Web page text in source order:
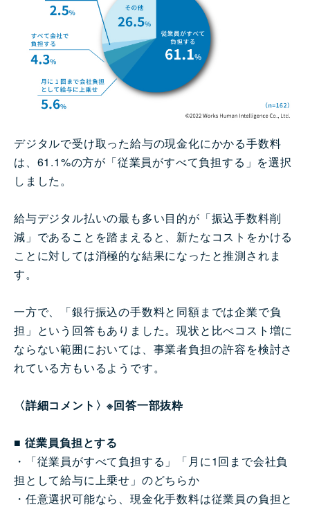
デジタルで受け取った給与の現金化にかかる手数料
は、61.1%の方が「従業員がすべて負担する」を選択
しました。
給与デジタル払いの最も多い目的が「振込手数料削
減」であることを踏まえると、新たなコストをかける
ことに対しては消極的な結果になったと推測されま
す。
一方で、「銀行振込の手数料と同額までは企業で負
担」という回答もありました。現状と比べコスト増に
ならない範囲においては、事業者負担の許容を検討さ
れている方もいるようです。
〈詳細コメント〉※回答一部抜粋
■ 従業員負担とする
・「従業員がすべて負担する」「月に1回まで会社負
担として給与に上乗せ」のどちらか
・任意選択可能なら、現金化手数料は従業員の負担と